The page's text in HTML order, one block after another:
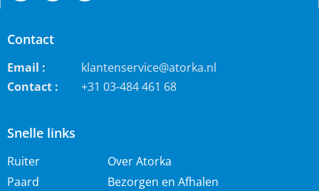
Snelle links
Ruiter
Paard
Over Atorka
Bezorgen en Afhalen
Contact
Email :
klantenservice@atorka.nl
Contact :
+31 03-484 461 68